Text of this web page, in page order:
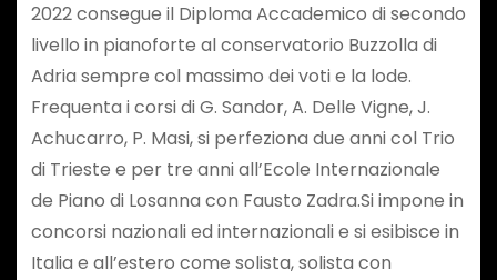
2022 consegue il Diploma Accademico di secondo
livello in pianoforte al conservatorio Buzzolla di
Adria sempre col massimo dei voti e la lode.
Frequenta i corsi di G. Sandor, A. Delle Vigne, J.
Achucarro, P. Masi, si perfeziona due anni col Trio
di Trieste e per tre anni all’Ecole Internazionale
de Piano di Losanna con Fausto Zadra.Si impone in
concorsi nazionali ed internazionali e si esibisce in
Italia e all’estero come solista, solista con